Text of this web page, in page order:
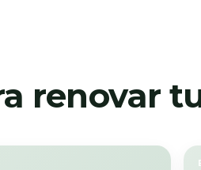
Envío arenovar